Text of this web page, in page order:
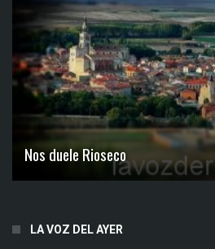
Nos duele Rioseco
LA VOZ DEL AYER